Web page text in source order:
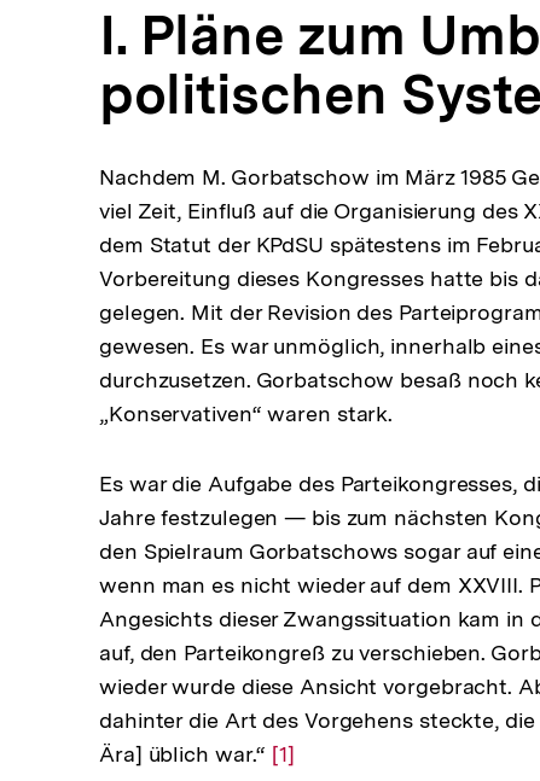
I. Pläne zum
politischen
Nachdem M. Gorbatschow im März 1985
viel Zeit, Einfluß auf die Organisierung des
dem Statut der KPdSU spätestens im
Vorbereitung dieses Kongresses hatte bis
gelegen. Mit der Revision des
gewesen. Es war unmöglich, innerhalb
durchzusetzen. Gorbatschow besaß noch
„Konservativen“ waren stark.
Es war die Aufgabe des Parteikongresses,
Jahre festzulegen — bis zum nächsten
den Spielraum Gorbatschows sogar auf
wenn man es nicht wieder auf dem XXVIII.
Angesichts dieser Zwangssituation kam in
auf, den Parteikongreß zu verschieben.
wieder wurde diese Ansicht vorgebracht.
dahinter die Art des Vorgehens steckte,
Ära] üblich war.“ Zur
[1]